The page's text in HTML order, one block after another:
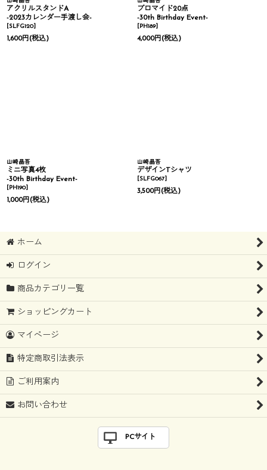
アクリルスタンドA
-2023カレンダー手渡し会-
[SLFG120]
1,600円(税込)
ブロマイド20点
-30th Birthday Event-
[PH189]
4,000円(税込)
山崎晶吾
ミニ写真4枚
-30th Birthday Event-
[PH190]
1,000円(税込)
山崎晶吾
デザインTシャツ
[SLFG067]
3,500円(税込)
ホーム
ログイン
商品カテゴリ一覧
ショッピングカート
マイページ
特定商取引法表示
ご利用案内
お問い合わせ
PCサイト